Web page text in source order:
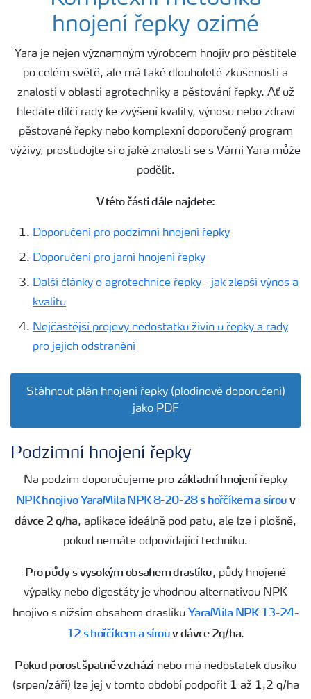
Hnojiva
Nástroje a služby
Kontakty
hnojení řepky ozimé
Yara je nejen významným výrobcem hnojiv pro pěstitele
po celém světě, ale má také dlouholeté zkušenosti a
znalosti v oblasti agrotechniky a pěstování řepky. Ať už
hledáte dílčí rady ke zvýšení kvality, výnosu nebo zdraví
pěstované řepky nebo komplexní doporučený program
výživy, prostudujte si o jaké znalosti se s Vámi Yara může
podělit.
V této části dále najdete:
Doporučení pro podzimní hnojení řepky
Doporučení pro jarní hnojení řepky
Další články o agrotechnice řepky - jak zlepší výnos a
kvalitu
Nejčastější projevy nedostatku živin u řepky a rady
pro jejich odstranění
Stáhnout plán hnojení řepky (plodinové doporučení)
jako PDF
Podzimní hnojení řepky
Na podzim doporučujeme pro základní hnojení řepky
NPK hnojivo YaraMila NPK 8-20-28 s hořčíkem a sírou v
dávce 2 q/ha, aplikace ideálně pod patu, ale lze i plošně,
pokud nemáte odpovídající techniku.
Pro půdy s vysokým obsahem draslíku, půdy hnojené
výpalky nebo digestáty je vhodnou alternativou NPK
hnojivo s nižsím obsahem draslíku YaraMila NPK 13-24-
12 s hořčíkem a sírouv dávce 2q/ha.
Pokud porost špatně vzchází nebo má nedostatek dusíku
(srpen/září) lze jej v tomto období podpořit 1 až 1,2 q/ha